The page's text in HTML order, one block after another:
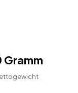
Gramm